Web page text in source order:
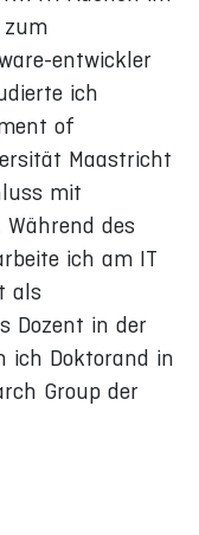
zum
entwickler
ich
of
Maastricht
mit
des
ich am IT
als
Dozent in der
ich Doktorand in
Group der